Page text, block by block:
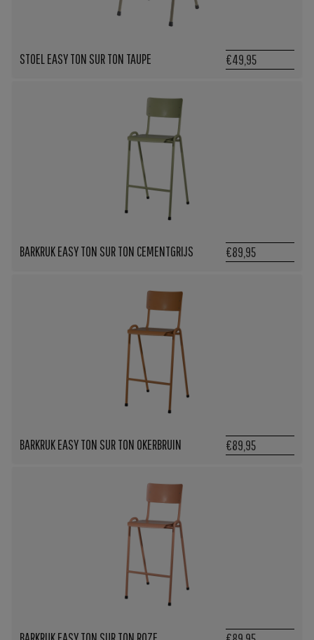
STOEL EASY TON SUR TON TAUPE €49,95
BARKRUK EASY TON SUR TON CEMENTGRIJS €89,95
BARKRUK EASY TON SUR TON OKERBRUIN €89,95